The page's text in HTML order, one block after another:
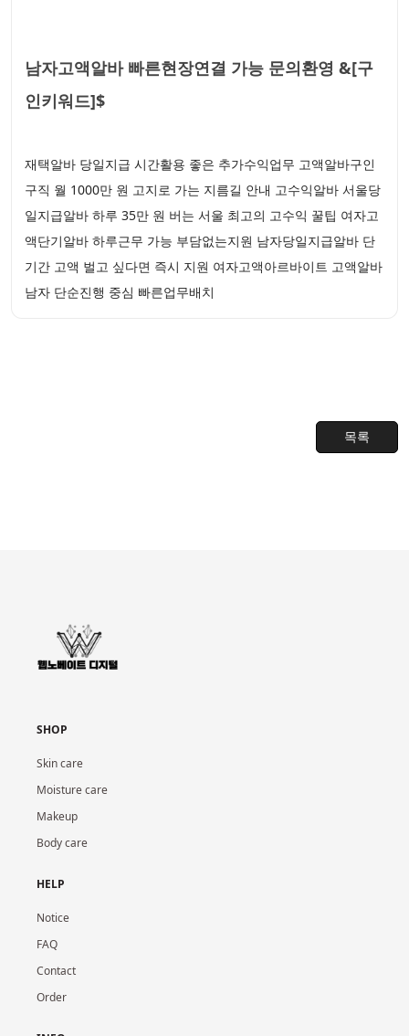
남자고액알바 빠른현장연결 가능 문의환영 &[구
인키워드]$
재택알바 당일지급 시간활용 좋은 추가수익업무 고액알바구인
구직 월 1000만 원 고지로 가는 지름길 안내 고수익알바 서울당
일지급알바 하루 35만 원 버는 서울 최고의 고수익 꿀팁 여자고
액단기알바 하루근무 가능 부담없는지원 남자당일지급알바 단
기간 고액 벌고 싶다면 즉시 지원 여자고액아르바이트 고액알바
남자 단순진행 중심 빠른업무배치
목록
SHOP
Skin care
Moisture care
Makeup
Body care
HELP
Notice
FAQ
Contact
Order